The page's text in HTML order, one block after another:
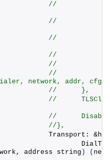
//		dialer :=
//			Timeout:
//			KeepAlive:
//
//		return
network, addr, cfg)
//	},
//	TLSClientConfig:
//
//},
Transport:
address string ) ( net.